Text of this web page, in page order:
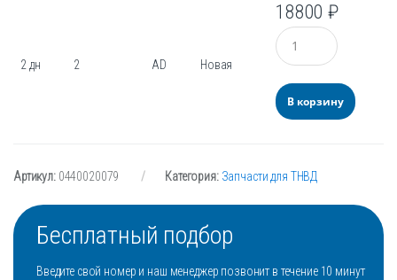
2 дн 2 AD Новая
18800₽
Количество
В корзину
Артикул: 0440020079 Категория: Запчасти для ТНВД
Бесплатный подбор
Введите свой номер и наш менеджер позвонит в течение 10 минут